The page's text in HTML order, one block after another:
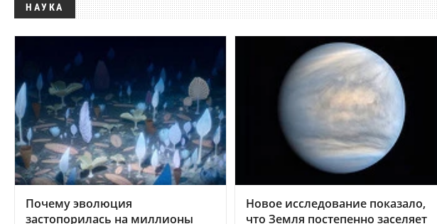
НАУКА
Почему эволюция
застопорилась на миллионы
Новое исследование показало,
что Земля постепенно заселяет